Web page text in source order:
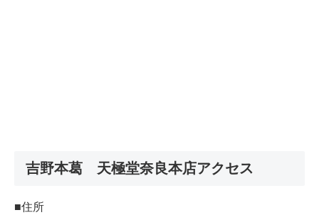
吉野本葛 天極堂奈良本店アクセス
■住所